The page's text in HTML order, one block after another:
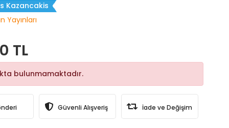
Kazancakis
Yayınları
TL
bulunmamaktadır.
Güvenli Alışveriş İade ve Değişim